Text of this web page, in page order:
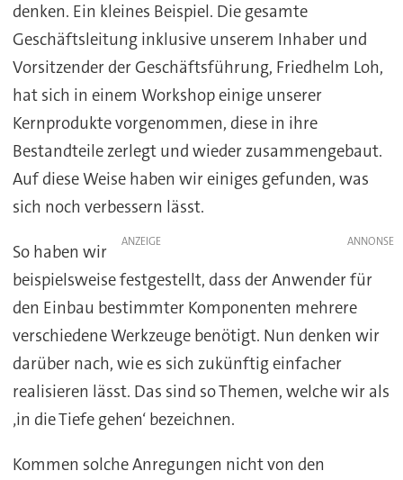
denken. Ein kleines Beispiel. Die gesamte
Geschäftsleitung inklusive unserem Inhaber und
Vorsitzender der Geschäftsführung, Friedhelm Loh,
hat sich in einem Workshop einige unserer
Kernprodukte vorgenommen, diese in ihre
Bestandteile zerlegt und wieder zusammengebaut.
Auf diese Weise haben wir einiges gefunden, was
sich noch verbessern lässt.
ANZEIGE
So haben wir
beispielsweise festgestellt, dass der Anwender für
den Einbau bestimmter Komponenten mehrere
verschiedene Werkzeuge benötigt. Nun denken wir
darüber nach, wie es sich zukünftig einfacher
realisieren lässt. Das sind so Themen, welche wir als
‚in die Tiefe gehen‘ bezeichnen.
Kommen solche Anregungen nicht von den